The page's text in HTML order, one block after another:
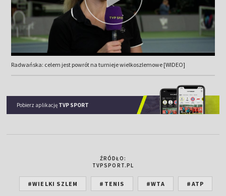
Radwańska: celem jest powrót na turnieje wielkoszlemowe [WIDEO]
Pobierz aplikację TVP SPORT
ŹRÓDŁO:
TVPSPORT.PL
#WIELKI SZLEM #TENIS #WTA #ATP